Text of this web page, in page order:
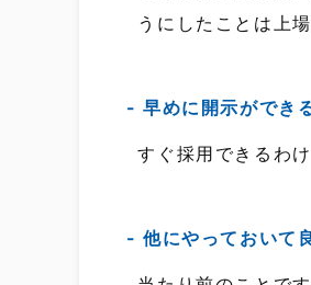
うにしたことは上
早めに開示ができ
すぐ採用できるわ
他にやっておいて